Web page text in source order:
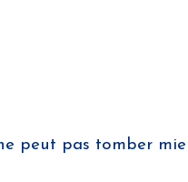
peut pas tomber